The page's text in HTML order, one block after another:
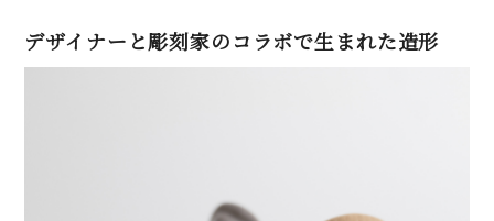
デザイナーと彫刻家のコラボで生まれた造形